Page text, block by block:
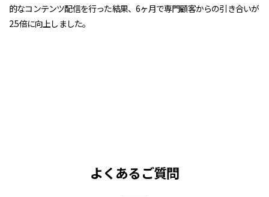
的なコンテンツ配信を行った結果、6ヶ月で専門顧客からの引き合いが
2.5倍に向上しました。
よくあるご質問